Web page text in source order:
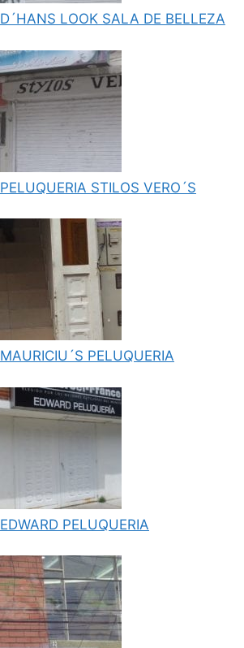
D´HANS LOOK SALA DE BELLEZA
PELUQUERIA STILOS VERO´S
MAURICIU´S PELUQUERIA
EDWARD PELUQUERIA